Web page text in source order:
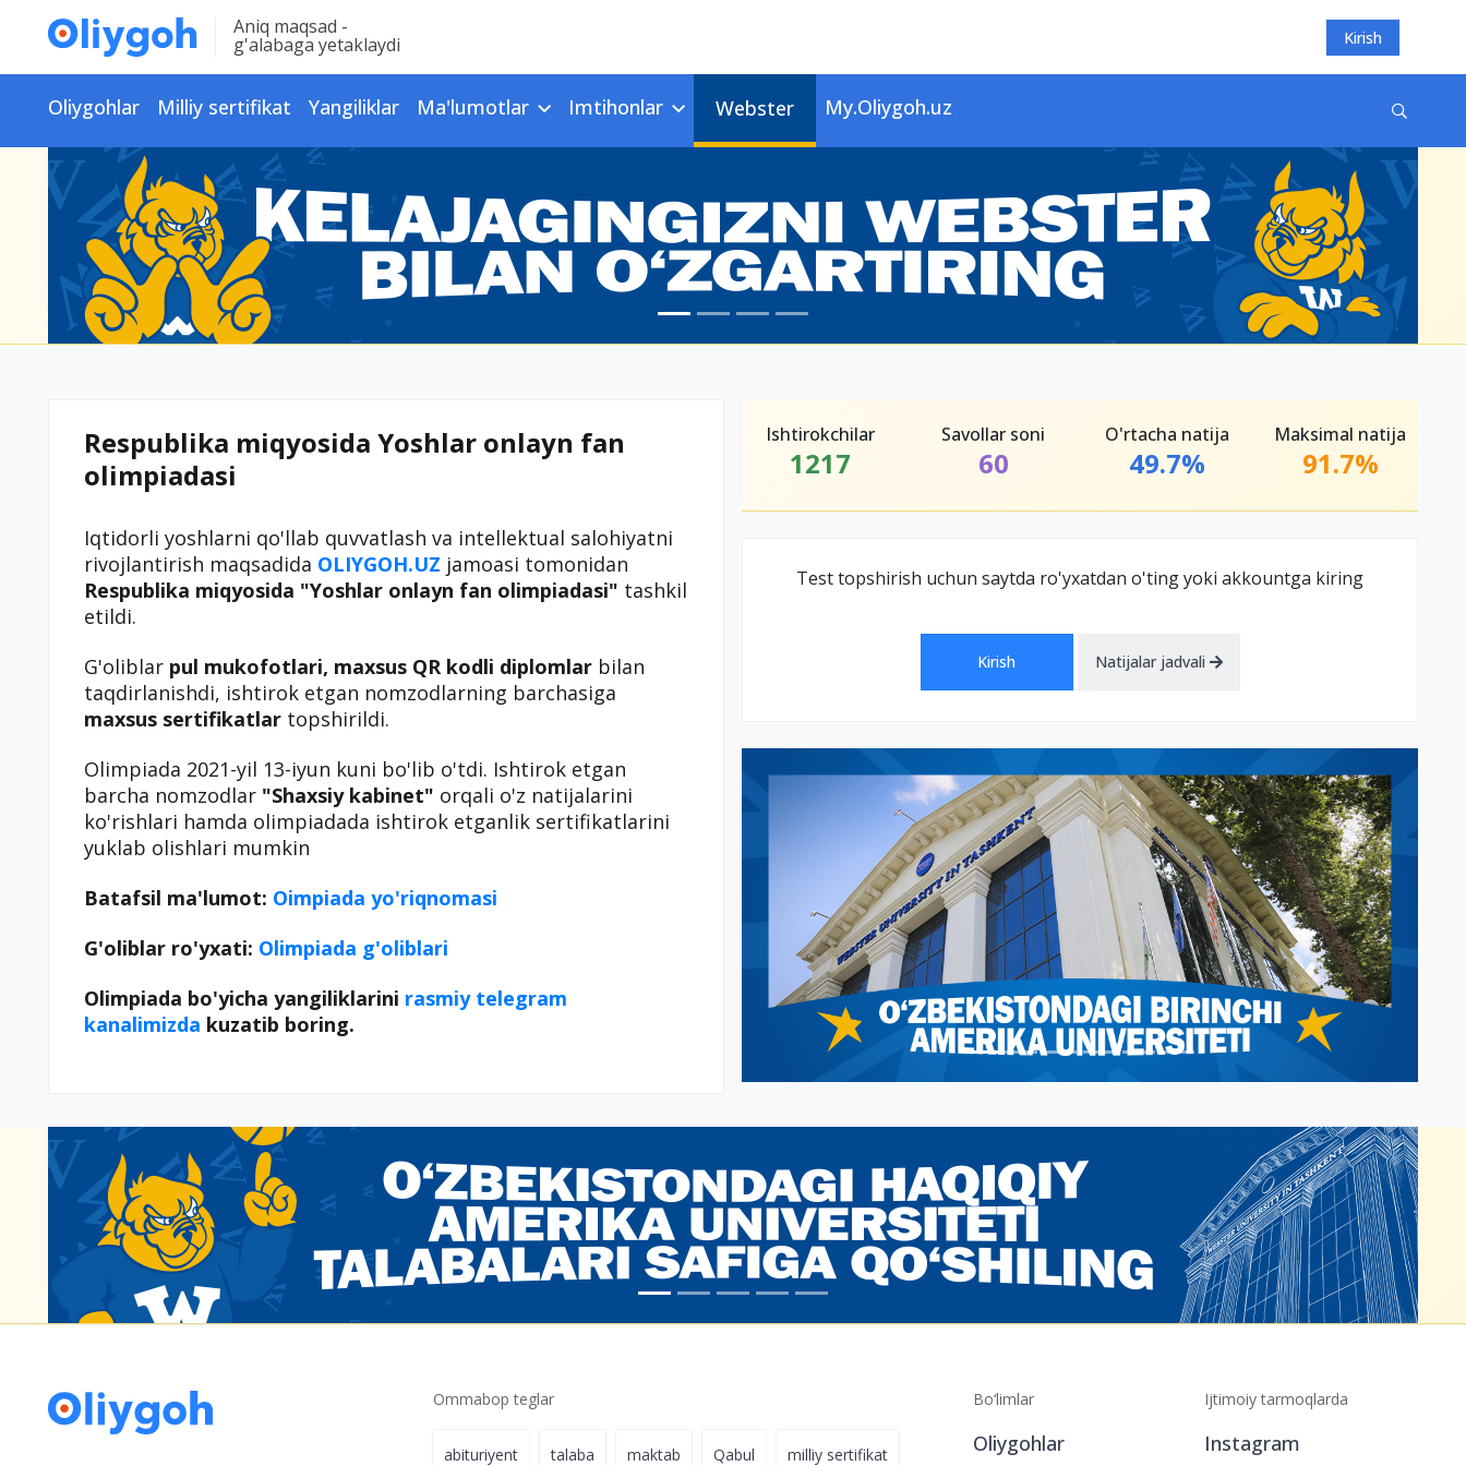
Aniq maqsad -
g'alabaga yetaklaydi Kirish
Oliygohlar Milliy sertifikat Yangiliklar Ma'lumotlar Imtihonlar Webster My.Oliygoh.uz
Respublika miqyosida Yoshlar onlayn fan
olimpiadasi
Iqtidorli yoshlarni qo'llab quvvatlash va intellektual salohiyatni
rivojlantirish maqsadida OLIYGOH.UZ jamoasi tomonidan
Respublika miqyosida "Yoshlar onlayn fan olimpiadasi" tashkil
etildi.
G'oliblar pul mukofotlari, maxsus QR kodli diplomlar bilan
taqdirlanishdi, ishtirok etgan nomzodlarning barchasiga
maxsus sertifikatlar topshirildi.
Olimpiada 2021-yil 13-iyun kuni bo'lib o'tdi. Ishtirok etgan
barcha nomzodlar "Shaxsiy kabinet" orqali o'z natijalarini
ko'rishlari hamda olimpiadada ishtirok etganlik sertifikatlarini
yuklab olishlari mumkin
Batafsil ma'lumot: Oimpiada yo'riqnomasi
G'oliblar ro'yxati: Olimpiada g'oliblari
Olimpiada bo'yicha yangiliklarini rasmiy telegram
kanalimizda kuzatib boring.
Ishtirokchilar
1217
Savollar soni
60
O'rtacha natija
49.7%
Maksimal natija
91.7%
Test topshirish uchun saytda ro'yxatdan o'ting yoki akkountga kiring
Kirish Natijalar jadvali
Ommabop teglar
abituriyent talaba maktab Qabul milliy sertifikat
Bo‘limlar
Oliygohlar
Ijtimoiy tarmoqlarda
Instagram